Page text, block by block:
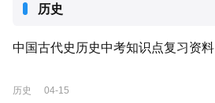
历史
中国古代史历史中考知识点复习资料
历史 04-15